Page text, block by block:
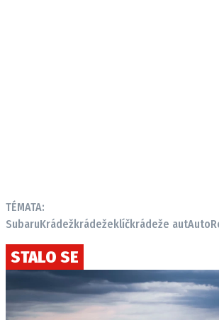
TÉMATA:
SubaruKrádežkrádežeklíčkrádeže aut
STALO SE